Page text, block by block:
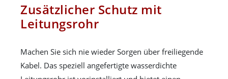
Zusätzlicher Schutz mit
Leitungsrohr
Machen Sie sich nie wieder Sorgen über freiliegende
Kabel. Das speziell angefertigte wasserdichte